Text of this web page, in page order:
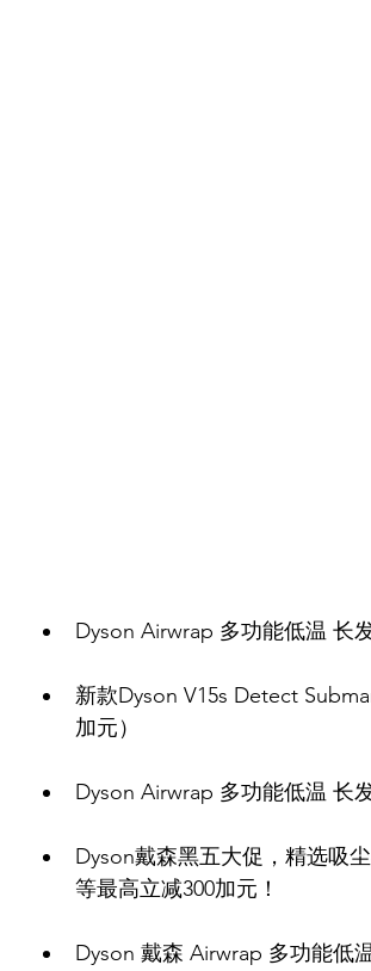
Dyson Airwrap 多功能低温 长
新款Dyson V15s Detect
加元）
Dyson Airwrap 多功能低温 长
Dyson戴森黑五大促，精选吸
等最高立减300加元！
Dyson 戴森 Airwrap 多功能低